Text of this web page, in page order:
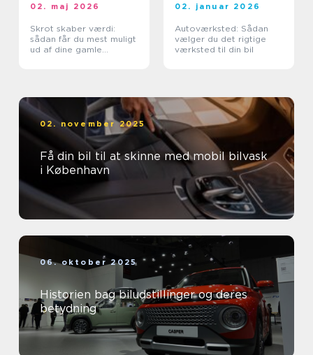
02. maj 2026
Skrot skaber værdi:
sådan får du mest muligt
ud af dine gamle
02. januar 2026
Autoværksted: Sådan
vælger du det rigtige
værksted til din bil
02. november 2025
Få din bil til at skinne med mobil bilvask
i København
06. oktober 2025
Historien bag biludstillinger og deres
betydning